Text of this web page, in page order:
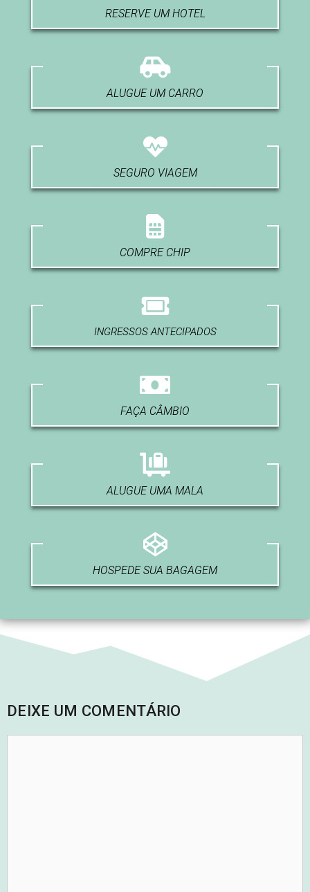
RESERVE UM HOTEL
ALUGUE UM CARRO
SEGURO VIAGEM
COMPRE CHIP
INGRESSOS ANTECIPADOS
FAÇA CÂMBIO
ALUGUE UMA MALA
HOSPEDE SUA BAGAGEM
DEIXE UM COMENTÁRIO